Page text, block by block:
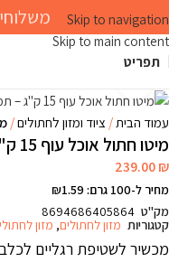
Skip to navigation
Skip to main content
תפריט
עמוד הבית ציוד ומזון לחתולים
מיטו חתול אוכל עוף 15 ק"ג
239.00₪
מחיר ל-100 גרם: ₪1.59
מק"ט 8694686405864
קטגוריות מזון לחתולים, מזון